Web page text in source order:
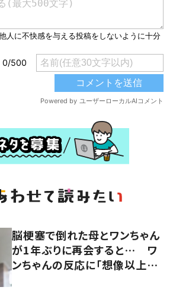
脳梗塞で倒れた母とワンちゃん
が1年ぶりに再会すると… ワ
ンちゃんの反応に「想像以上の